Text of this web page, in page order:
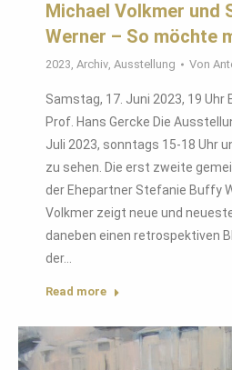
Michael Volkmer und
Werner – So möchte
2023, Archiv, Ausstellung Von
Samstag, 17. Juni 2023, 19 Uhr
Prof. Hans Gercke Die
Juli 2023, sonntags 15-18 Uhr
zu sehen. Die erst zweite
der Ehepartner Stefanie Buffy
Volkmer zeigt neue und
daneben einen retrospektiven
der…
Read more